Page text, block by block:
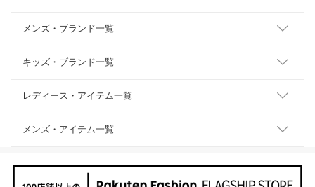
メンズ・ブランド一覧
キッズ・ブランド一覧
レディース・アイテム一覧
メンズ・アイテム一覧